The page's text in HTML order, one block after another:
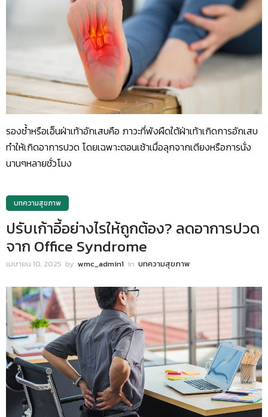
รองช้ำหรือเอ็นฝ่าเท้าอักเสบคือ ภาวะที่พังผืดใต้ฝ่าเท้าเกิดการอักเสบ
ทำให้เกิดอาการปวด โดยเฉพาะตอนเช้าเมื่อลุกจากเตียงหรือการนั่ง
นานๆหลายชั่วโมง
บทความสุขภาพ
ปรับเก้าอี้อย่างไรให้ถูกต้อง? ลดอาการปวด
จาก Office Syndrome
เมษายน 10, 2025 by wmc_admin1 in บทความสุขภาพ